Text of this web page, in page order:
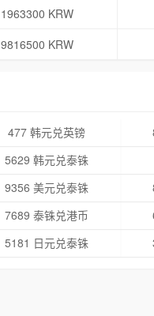
1963300 KRW
9816500 KRW
477 韩元兑英镑
5629 韩元兑泰铢
9356 美元兑泰铢
7689 泰铢兑港币
5181 日元兑泰铢